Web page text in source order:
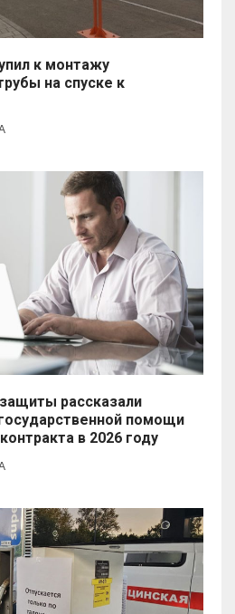
к монтажу
на спуске к
рассказали
помощи
в 2026 году